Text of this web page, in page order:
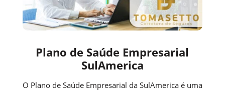
Plano de Saúde Empresarial
SulAmerica
O Plano de Saúde Empresarial da SulAmerica é uma